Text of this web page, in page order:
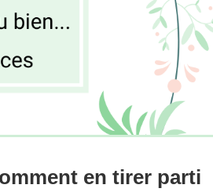
en tirer parti